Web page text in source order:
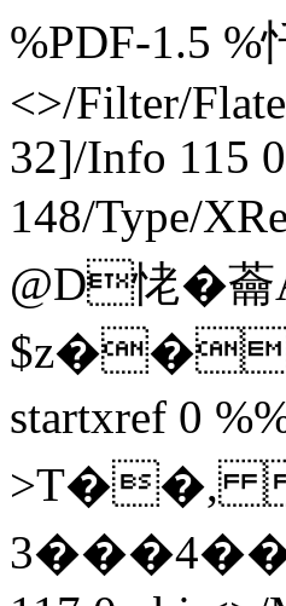
%PDF-1.5 %
<>/Filter/
32]/Info 115
148/Type/
@D恅�蘥
startxref 0
>T��,